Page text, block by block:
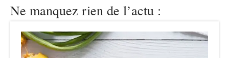
Ne manquez rien de l’actu :